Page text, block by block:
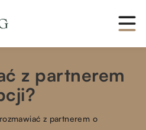
z partnerem
z partnerem o